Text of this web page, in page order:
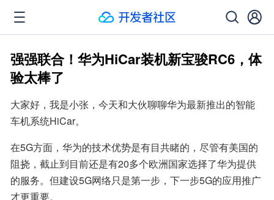
强强联合！华为HiCar装机新宝骏RC6，体
验太棒了
大家好，我是小张，今天和大伙聊聊华为最新推出的智能
车机系统HiCar。
在5G方面，华为的技术优势是有目共睹的，尽管有美国的
阻挠，截止到目前还是有20多个欧洲国家选择了华为提供
的服务。但建设5G网络只是第一步，下一步5G的应用推广
才更重要。